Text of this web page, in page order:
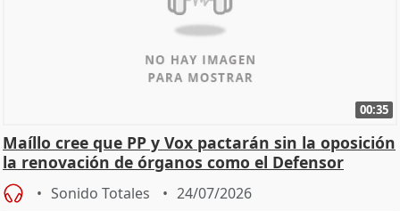
00:35
Maíllo cree que PP y Vox pactarán sin la oposición
la renovación de órganos como el Defensor
Sonido Totales 24/07/2026